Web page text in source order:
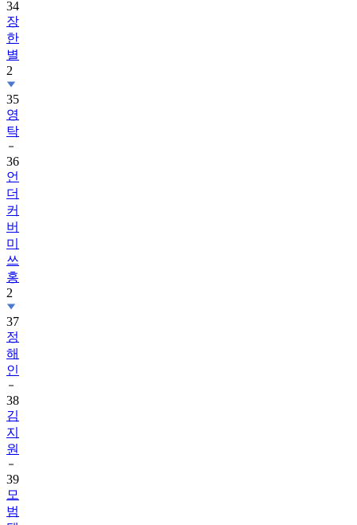
한
별
2
35
영
탁
36
언
더
커
버
미
쓰
홍
2
37
정
해
인
38
김
지
원
39
모
범
택
시